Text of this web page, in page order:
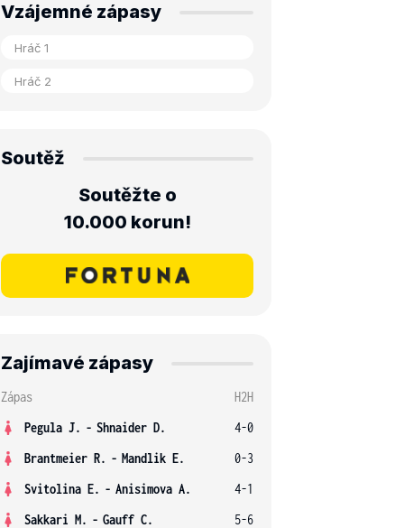
Vzájemné zápasy
Soutěž
Soutěžte o
10.000 korun!
Zajímavé zápasy
Zápas
H2H
Pegula J. - Shnaider D.
4-0
Brantmeier R. - Mandlik E.
0-3
Svitolina E. - Anisimova A.
4-1
Sakkari M. - Gauff C.
5-6